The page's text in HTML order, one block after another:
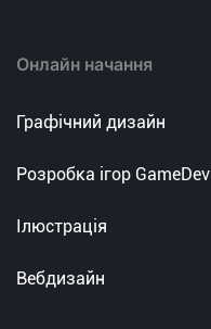
Онлайн начання
Графічний дизайн
Розробка ігор GameDev
Ілюстрація
Вебдизайн